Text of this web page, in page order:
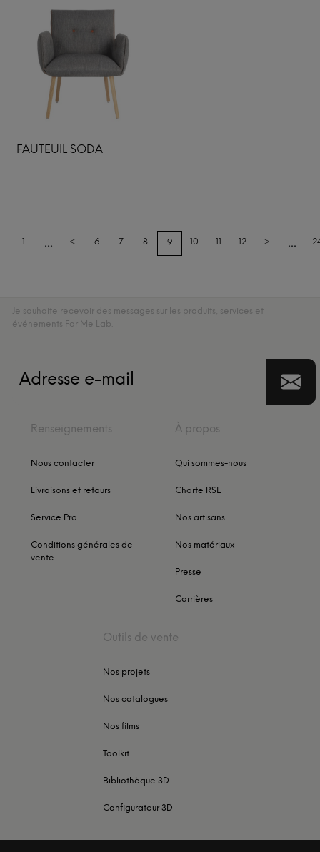
FAUTEUIL SODA
1 ... < 6 7 8 9 10 11 12 > ...
Je souhaite recevoir des messages sur les produits, services et
événements For Me Lab.
Renseignements
Nous contacter
Livraisons et retours
Service Pro
Conditions générales de
vente
À propos
Qui sommes-nous
Charte RSE
Nos artisans
Nos matériaux
Presse
Carrières
Outils de vente
Nos projets
Nos catalogues
Nos films
Toolkit
Bibliothèque 3D
Configurateur 3D